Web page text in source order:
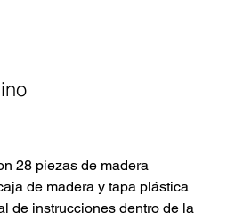
28 piezas de madera
de madera y tapa plástica
de instrucciones dentro de la